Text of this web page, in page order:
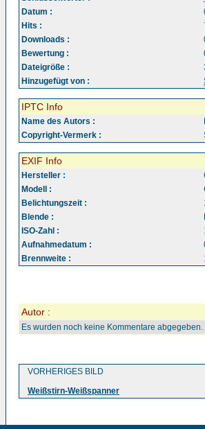
Datum :
Hits :
Downloads :
Bewertung :
Dateigröße :
Hinzugefügt von :
IPTC Info
Name des Autors :
Copyright-Vermerk :
EXIF Info
Hersteller :
Modell :
Belichtungszeit :
Blende :
ISO-Zahl :
Aufnahmedatum :
Brennweite :
Autor :
Es wurden noch keine Kommentare abgegeben.
VORHERIGES BILD
Weißstirn-Weißspanner